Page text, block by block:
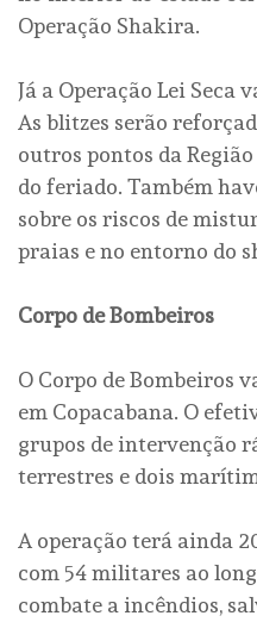
Operação Shakira.
Já a Operação Lei Seca
As blitzes serão
outros pontos da
do feriado. Também
sobre os riscos de
praias e no entorno do
Corpo de Bombeiros
O Corpo de Bombeiros
em Copacabana. O
grupos de intervenção
terrestres e dois
A operação terá ainda
com 54 militares ao
combate a incêndios,